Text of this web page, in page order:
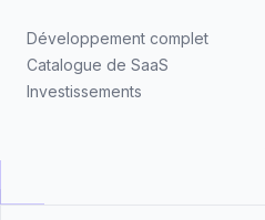
Développement complet
Catalogue de SaaS
Investissements